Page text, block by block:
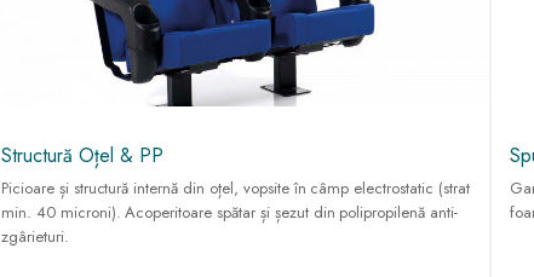
Structură Oțel & PP
Picioare și structură internă din oțel, vopsite în câmp electrostatic (strat
min. 40 microni). Acoperitoare spătar și șezut din polipropilenă anti-
zgârieturi.